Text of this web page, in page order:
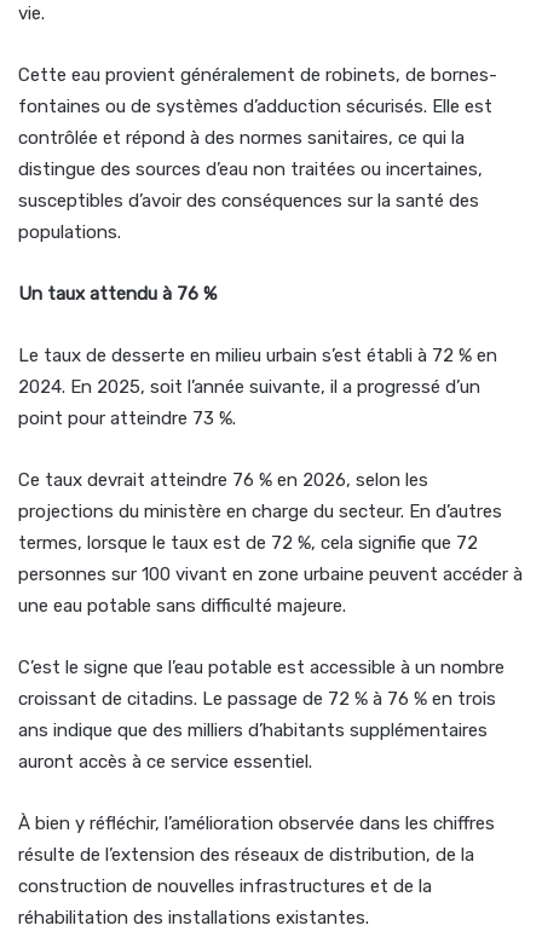
vie.
Cette eau provient généralement de robinets, de bornes-
fontaines ou de systèmes d’adduction sécurisés. Elle est
contrôlée et répond à des normes sanitaires, ce qui la
distingue des sources d’eau non traitées ou incertaines,
susceptibles d’avoir des conséquences sur la santé des
populations.
Un taux attendu à 76 %
Le taux de desserte en milieu urbain s’est établi à 72 % en
2024. En 2025, soit l’année suivante, il a progressé d’un
point pour atteindre 73 %.
Ce taux devrait atteindre 76 % en 2026, selon les
projections du ministère en charge du secteur. En d’autres
termes, lorsque le taux est de 72 %, cela signifie que 72
personnes sur 100 vivant en zone urbaine peuvent accéder à
une eau potable sans difficulté majeure.
C’est le signe que l’eau potable est accessible à un nombre
croissant de citadins. Le passage de 72 % à 76 % en trois
ans indique que des milliers d’habitants supplémentaires
auront accès à ce service essentiel.
À bien y réfléchir, l’amélioration observée dans les chiffres
résulte de l’extension des réseaux de distribution, de la
construction de nouvelles infrastructures et de la
réhabilitation des installations existantes.